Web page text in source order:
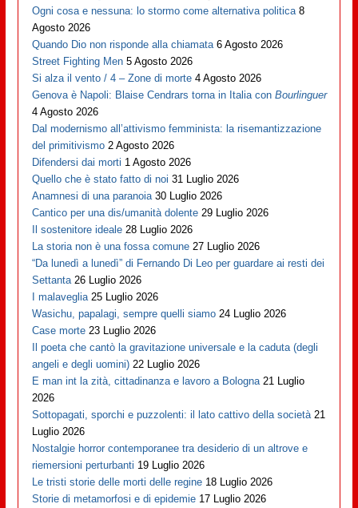
Ogni cosa e nessuna: lo stormo come alternativa politica 8
Agosto 2026
Quando Dio non risponde alla chiamata 6 Agosto 2026
Street Fighting Men 5 Agosto 2026
Si alza il vento / 4 – Zone di morte 4 Agosto 2026
Genova è Napoli: Blaise Cendrars torna in Italia conBourlinguer
4 Agosto 2026
Dal modernismo all’attivismo femminista: la risemantizzazione
del primitivismo 2 Agosto 2026
Difendersi dai morti 1 Agosto 2026
Quello che è stato fatto di noi 31 Luglio 2026
Anamnesi di una paranoia 30 Luglio 2026
Cantico per una dis/umanità dolente 29 Luglio 2026
Il sostenitore ideale 28 Luglio 2026
La storia non è una fossa comune 27 Luglio 2026
“Da lunedì a lunedì” di Fernando Di Leo per guardare ai resti dei
Settanta 26 Luglio 2026
I malaveglia 25 Luglio 2026
Wasichu, papalagi, sempre quelli siamo 24 Luglio 2026
Case morte 23 Luglio 2026
Il poeta che cantò la gravitazione universale e la caduta (degli
angeli e degli uomini) 22 Luglio 2026
E man int la zità, cittadinanza e lavoro a Bologna 21 Luglio
2026
Sottopagati, sporchi e puzzolenti: il lato cattivo della società 21
Luglio 2026
Nostalgie horror contemporanee tra desiderio di un altrove e
riemersioni perturbanti 19 Luglio 2026
Le tristi storie delle morti delle regine 18 Luglio 2026
Storie di metamorfosi e di epidemie 17 Luglio 2026